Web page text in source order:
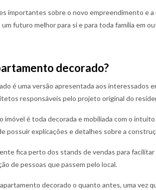
importantes sobre o novo empreendimento e
futuro melhor para si e para toda família em
decorado?
é uma versão apresentada aos interessados
responsáveis pelo projeto original do
imóvel é toda decorada e mobiliada com o
possuir explicações e detalhes sobre a
fica perto dos stands de vendas para
de pessoas que passem pelo local.
decorado o quanto antes, uma vez